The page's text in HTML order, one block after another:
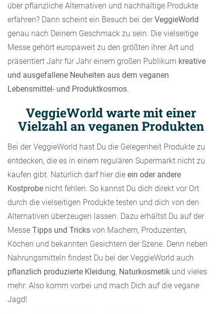
über pflanzliche Alternativen und nachhaltige Produkte
erfahren? Dann scheint ein Besuch bei der VeggieWorld
genau nach Deinem Geschmack zu sein. Die vielseitige
Messe gehört europaweit zu den größten ihrer Art und
präsentiert Jahr für Jahr einem großen Publikum kreative
und ausgefallene Neuheiten aus dem veganen
Lebensmittel- und Produktkosmos
VeggieWorld warte mit einer
Vielzahl an veganen Produkten
Bei der VeggieWorld hast Du die Gelegenheit Produkte zu
entdecken, die es in einem regulären Supermarkt nicht zu
kaufen gibt. Natürlich darf hier die ein oder andere
Kostprobe nicht fehlen. So kannst Du dich direkt vor Ort
durch die vielseitigen Produkte testen und dich von den
Alternativen überzeugen lassen. Dazu erhältst Du auf der
Messe Tipps und Tricks von Machern, Produzenten,
Köchen und bekannten Gesichtern der Szene. Denn neben
Nahrungsmitteln findest Du bei der VeggieWorld auch
pflanzlich produzierte Kleidung, Naturkosmetik und vieles
mehr. Also komm vorbei und mach Dich auf die vegane
Jagd!